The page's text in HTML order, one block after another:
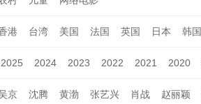
港 台湾 美国 法国 英国 日本 韩国
2025 2024 2023 2022 2021 2020
京 沈腾 黄渤 张艺兴 肖战 赵丽颖